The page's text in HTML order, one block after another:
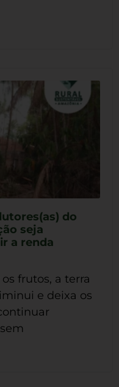
do
seja
a renda
frutos, a terra
e deixa os